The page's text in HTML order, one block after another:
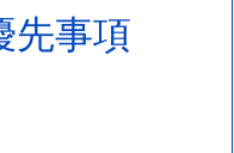
外傷
性浮
たこれらの包帯
は、肌に優しく
事項